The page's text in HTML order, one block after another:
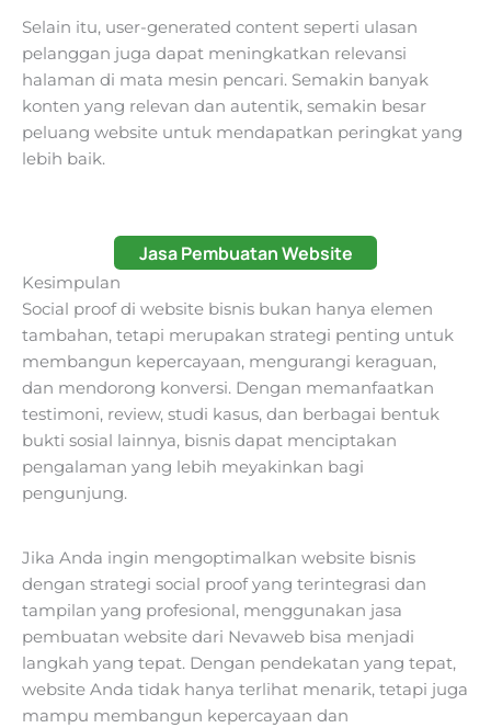
Selain itu, user-generated content seperti ulasan
pelanggan juga dapat meningkatkan relevansi
halaman di mata mesin pencari. Semakin banyak
konten yang relevan dan autentik, semakin besar
peluang website untuk mendapatkan peringkat yang
lebih baik.
Jasa Pembuatan Website
Kesimpulan
Social proof di website bisnis bukan hanya elemen
tambahan, tetapi merupakan strategi penting untuk
membangun kepercayaan, mengurangi keraguan,
dan mendorong konversi. Dengan memanfaatkan
testimoni, review, studi kasus, dan berbagai bentuk
bukti sosial lainnya, bisnis dapat menciptakan
pengalaman yang lebih meyakinkan bagi
pengunjung.
Jika Anda ingin mengoptimalkan website bisnis
dengan strategi social proof yang terintegrasi dan
tampilan yang profesional, menggunakan jasa
pembuatan website dari Nevaweb bisa menjadi
langkah yang tepat. Dengan pendekatan yang tepat,
website Anda tidak hanya terlihat menarik, tetapi juga
mampu membangun kepercayaan dan